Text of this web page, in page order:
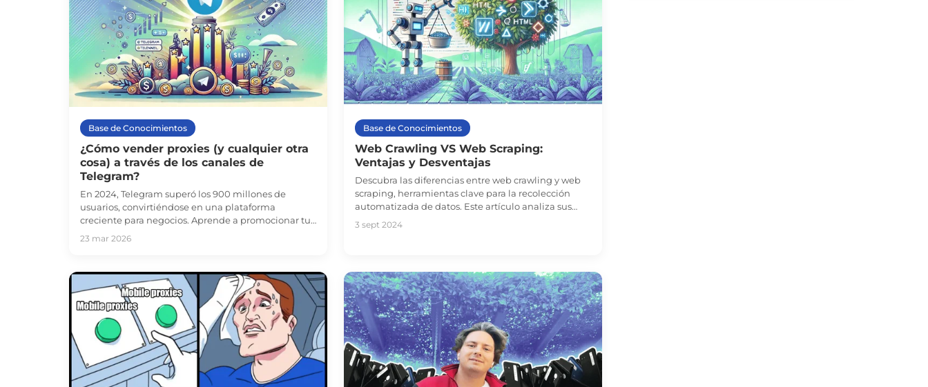
Base de Conocimientos
¿Cómo vender proxies (y cualquier otra
cosa) a través de los canales de
Telegram?
En 2024, Telegram superó los 900 millones de
usuarios, convirtiéndose en una plataforma
creciente para negocios. Aprende a promocionar tus
productos, como proxies, en Telegram y aumenta tu
23 mar 2026
Base de Conocimientos
Web Crawling VS Web Scraping:
Ventajas y Desventajas
Descubra las diferencias entre web crawling y web
scraping, herramientas clave para la recolección
automatizada de datos. Este artículo analiza sus
ventajas, desventajas y cómo los proxies móviles
pueden mejorar su eficiencia.
3 sept 2024